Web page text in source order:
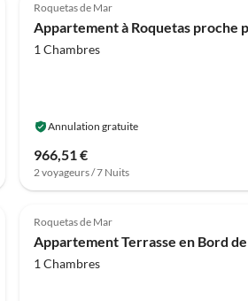
Roquetas de Mar
1 Chambres
Annulation gratuite
966,51 €
2 voyageurs / 7 Nuits
4.0 (1)
Roquetas de Mar
1 Chambres